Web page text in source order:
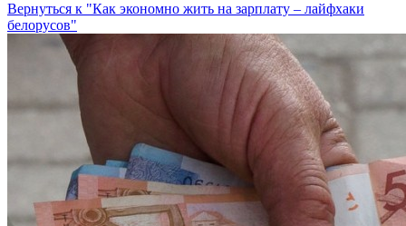
Вернуться к "Как экономно жить на зарплату – лайфхаки
белорусов"